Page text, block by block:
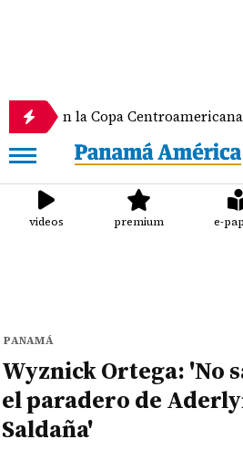
Copa Centroamericana de la
videos premium e-
PANAMÁ
Wyznick Ortega: 'No
el paradero de
Saldaña'